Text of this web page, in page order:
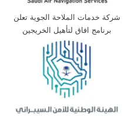
شركة خدمات الملاحة الجوية تعلن
برنامج افاق لتأهيل الخريجين